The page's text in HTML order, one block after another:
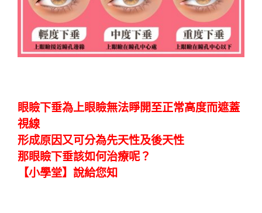
眼瞼下垂為上眼瞼無法睜開至正常高度而遮蓋
視線
形成原因又可分為先天性及後天性
那眼瞼下垂該如何治療呢？
【小學堂】說給您知